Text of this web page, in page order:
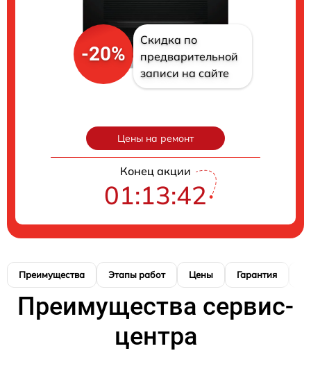
-20%
Скидка по
предварительной
записи на сайте
Цены на ремонт
Конец акции
01:13:41
Преимущества Этапы работ Цены Гарантия
Преимущества сервис-
центра